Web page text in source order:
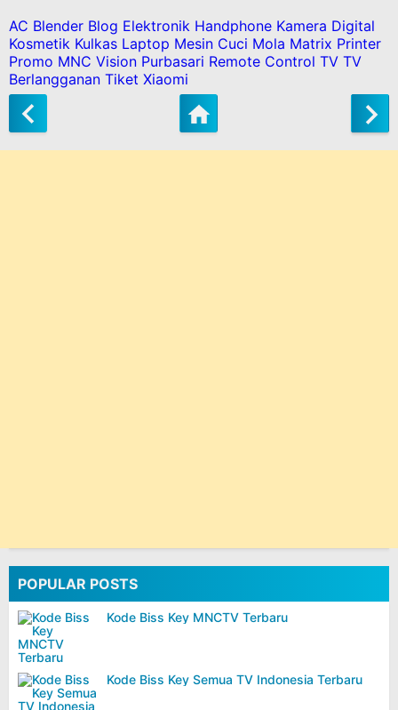
AC Blender Blog Elektronik Handphone Kamera Digital
Kosmetik Kulkas Laptop Mesin Cuci Mola Matrix Printer
Promo MNC Vision Purbasari Remote Control TV TV
Berlangganan Tiket Xiaomi
POPULAR POSTS
Kode Biss Key MNCTV Terbaru
Kode Biss Key Semua TV Indonesia Terbaru